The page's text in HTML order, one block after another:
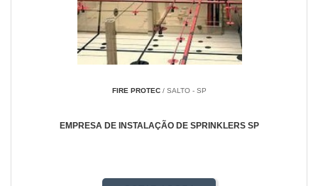
FIRE PROTEC/ SALTO - SP
EMPRESA DE INSTALAÇÃO DE SPRINKLERS SP